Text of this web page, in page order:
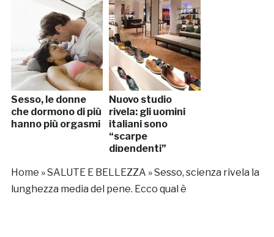
Sesso, le donne
che dormono di più
hanno più orgasmi
Nuovo studio
rivela: gli uomini
italiani sono
“scarpe
dipendenti”
Home »SALUTE E BELLEZZA »Sesso, scienza rivela la
lunghezza media del pene. Ecco qual è